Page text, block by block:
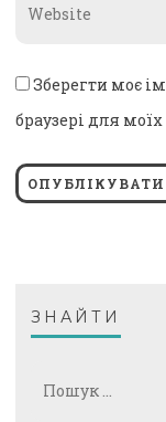
Зберегти моє
браузері для
ЗНАЙТИ